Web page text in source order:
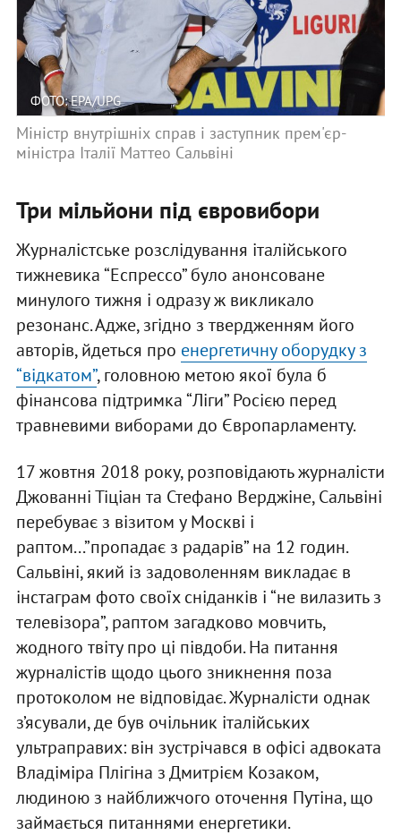
ФОТО: EPA/UPG
Міністр внутрішніх справ і заступник прем'єр-
міністра Італії Маттео Сальвіні
Три мільйони під євровибори
Журналістське розслідування італійського
тижневика “Еспрессо” було анонсоване
минулого тижня і одразу ж викликало
резонанс. Адже, згідно з твердженням його
авторів, йдеться про енергетичну оборудку з
“відкатом”, головною метою якої була б
фінансова підтримка “Ліги” Росією перед
травневими виборами до Європарламенту.
17 жовтня 2018 року, розповідають журналісти
Джованні Тіціан та Стефано Верджіне, Сальвіні
перебуває з візитом у Москві і
раптом...”пропадає з радарів” на 12 годин.
Сальвіні, який із задоволенням викладає в
інстаграм фото своїх сніданків і “не вилазить з
телевізора”, раптом загадково мовчить,
жодного твіту про ці півдоби. На питання
журналістів щодо цього зникнення поза
протоколом не відповідає. Журналісти однак
з’ясували, де був очільник італійських
ультраправих: він зустрічався в офісі адвоката
Владіміра Плігіна з Дмитрієм Козаком,
людиною з найближчого оточення Путіна, що
займається питаннями енергетики.